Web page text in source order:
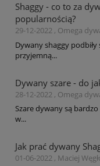
Shaggy - co to za
popularnością?
29-12-2022 , Omega
Dywany shaggy
przyjemną...
Dywany szare - do
28-12-2022 , Omega
Szare dywany są
w...
Jak prać dywany
01-06-2022 , Maciej